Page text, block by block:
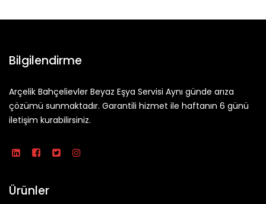
Bilgilendirme
Arçelik Bahçelievler Beyaz Eşya Servisi Aynı günde arıza
çözümü sunmaktadır. Garantili hizmet ile haftanın 6 günü
iletişim kurabilirsiniz.
Ürünler